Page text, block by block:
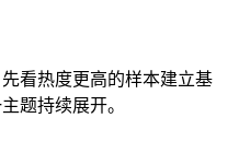
看热度更高的样本建立基
题持续展开。